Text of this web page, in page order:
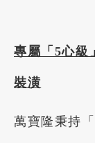
專屬「5心級
裝潢
萬寶隆秉持